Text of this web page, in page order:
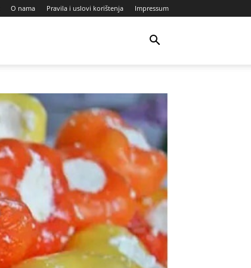
O nama Pravila i uslovi korištenja Impressum